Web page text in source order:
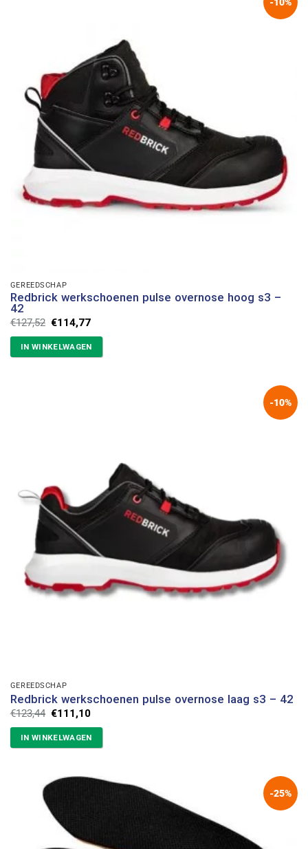
GEREEDSCHAP
Redbrick werkschoenen pulse overnose hoog s3 –
42
€127,52 Oorspronkelijke
was:
€127,52.
€114,77Huidige
is:
€114,77.
IN WINKELWAGEN
-10%
GEREEDSCHAP
Redbrick werkschoenen pulse overnose laag s3 – 42
€123,44 Oorspronkelijke
was:
€123,44.
€111,10Huidige
is:
€111,10.
IN WINKELWAGEN
-25%